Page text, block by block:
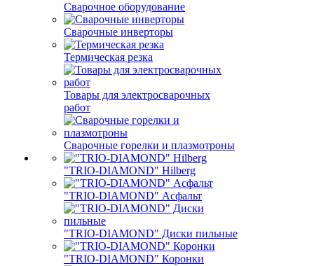
Сварочное оборудование
Сварочные инверторы
Термическая резка
Товары для электросварочных
работ
Сварочные горелки и плазмотроны
"TRIO-DIAMOND" Hilberg
"TRIO-DIAMOND" Асфальт
"TRIO-DIAMOND" Диски пильные
"TRIO-DIAMOND" Коронки